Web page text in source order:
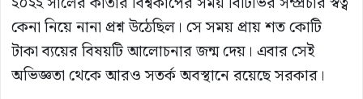
কেনা নিয়ে নানা প্রশ্ন উঠেছিল। সে সময় প্রায় শত কোটি
টাকা ব্যয়ের বিষয়টি আলোচনার জন্ম দেয়। এবার সেই
অভিজ্ঞতা থেকে আরও সতর্ক অবস্থানে রয়েছে সরকার।